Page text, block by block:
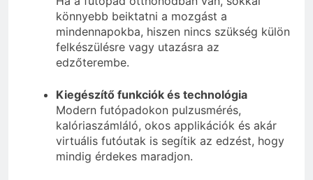
könnyebb beiktatni a mozgást a
mindennapokba, hiszen nincs szükség külön
felkészülésre vagy utazásra az
edzőterembe.
Kiegészítő funkciók és technológia
Modern futópadokon pulzusmérés,
kalóriaszámláló, okos applikációk és akár
virtuális futóutak is segítik az edzést, hogy
mindig érdekes maradjon.